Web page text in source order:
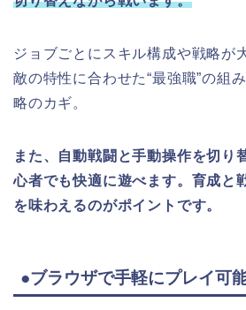
ジョブごとにスキル構成や戦略が
敵の特性に合わせた“最強職”の組
略のカギ。
また、自動戦闘と手動操作を切り
心者でも快適に遊べます。育成と
を味わえるのがポイントです。
●ブラウザで手軽にプレイ可